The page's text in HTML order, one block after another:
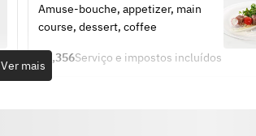
Menu d'Affaire                （4名様まで
のご予約はこちらから）
Amuse-bouche, appetizer, main
course, dessert, coffee
¥4,356Serviço e impostos incluídos
Ver mais